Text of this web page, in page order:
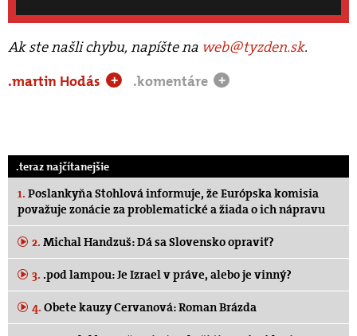
Ak ste našli chybu, napíšte na web@tyzden.sk.
.martin Hodás
+ .komentáre +
.teraz najčítanejšie
1. Poslankyňa Stohlová informuje, že Európska komisia
považuje zonácie za problematické a žiada o ich nápravu
2. Michal Handzuš: Dá sa Slovensko opraviť?
3. .pod lampou: Je Izrael v práve, alebo je vinný?
4. Obete kauzy Cervanová: Roman Brázda